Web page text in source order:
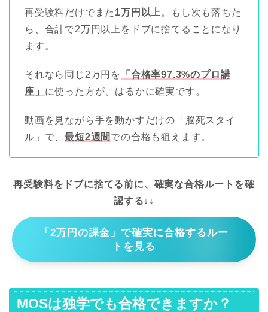
再受験料だけでまた 1万円以上 。もし次も落ちた
ら、合計で2万円以上をドブに捨てることになり
ます。
それなら同じ2万円を
「合格率97.3%のプロ講
座」 に使った方が、はるかに確実です。
動画を見ながら手を動かすだけの「脳死スタイ
ル」で、最短2週間 での合格も狙えます。
再受験料をドブに捨てる前に、確実な合格ルートを確
認する↓↓
「2万円の課金」で確実に合格するルー
トを見る
MOSは独学でも合格できますか？